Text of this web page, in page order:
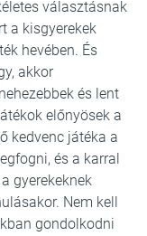
választásnak
a kisgyerekek
hevében. És
akkor
és lent
előnyösek a
kedvenc játéka a
és a karral
gyerekeknek
Nem kell
gondolkodni